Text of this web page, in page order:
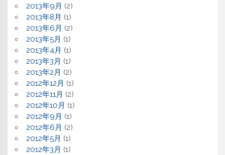
2013年9月 (2)
2013年8月 (1)
2013年6月 (2)
2013年5月 (1)
2013年4月 (1)
2013年3月 (1)
2013年2月 (2)
2012年12月 (1)
2012年11月 (2)
2012年10月 (1)
2012年9月 (1)
2012年6月 (2)
2012年5月 (1)
2012年3月 (1)